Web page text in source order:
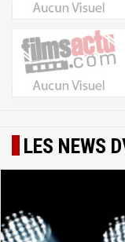
LES NEWS